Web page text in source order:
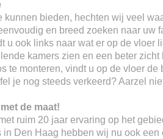
kunnen bieden, hechten wij veel
en breed zoeken naar uw
u ook links naar wat er op de vloer
kamers zien en een beter zicht
te monteren, vindt u op de vloer de
je nog steeds verkeerd? Aarzel
de maat!
ruim 20 jaar ervaring op het
in Den Haag hebben wij nu ook